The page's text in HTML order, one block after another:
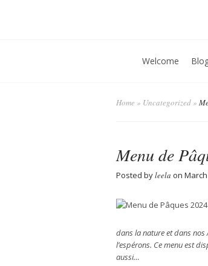
Welcome
Home » Uncategorized»
Menu de
Posted byleela on March
dans la nature et dans nos
l’espérons. Ce menu est
aussi…